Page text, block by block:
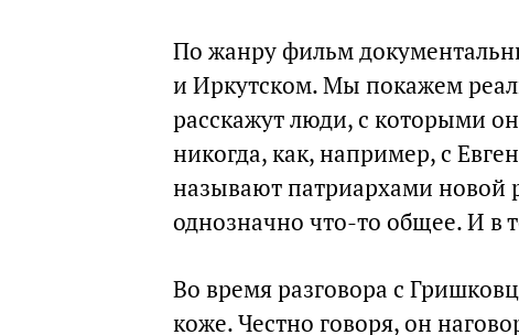
По жанру фильм
и Иркутском. Мы покажем
расскажут люди, с которыми
никогда, как, например, с
называют патриархами новой
однозначно что-то общее. И в
Во время разговора с
коже. Честно говоря, он